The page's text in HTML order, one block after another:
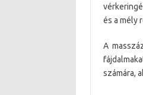
és a mély
A
számára,